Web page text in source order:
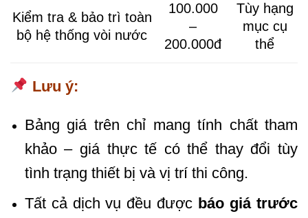
Kiểm tra & bảo trì toàn
bộ hệ thống vòi nước
100.000
–
200.000đ
Tùy hạng
mục cụ
thể
Lưu ý:
Bảng giá trên chỉ mang tính chất tham
khảo – giá thực tế có thể thay đổi tùy
tình trạng thiết bị và vị trí thi công.
Tất cả dịch vụ đều được báo giá trước